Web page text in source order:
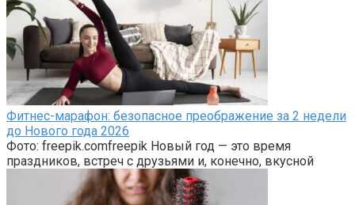
Фитнес-марафон: безопасное преображение за 2 недели
до Нового года 2026
Фото: freepik.comfreepik Новый год — это время
праздников, встреч с друзьями и, конечно, вкусной